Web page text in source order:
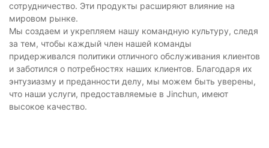
сотрудничество. Эти продукты расширяют влияние на
мировом рынке.
Мы создаем и укрепляем нашу командную культуру, следя
за тем, чтобы каждый член нашей команды
придерживался политики отличного обслуживания клиентов
и заботился о потребностях наших клиентов. Благодаря их
энтузиазму и преданности делу, мы можем быть уверены,
что наши услуги, предоставляемые в Jinchun, имеют
высокое качество.